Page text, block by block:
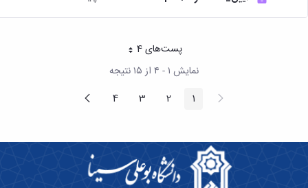
پست‌‌های 4هر صفحه
نمایش ۱ - ۴ از ۱۵ نتیجه
پیغام
قبلی صفحه1 صفحه2 صفحه3 صفحه4 صفحه
بعد